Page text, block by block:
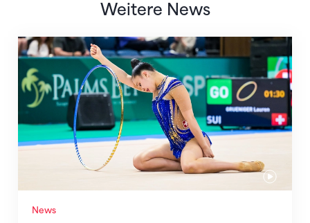
Weitere News
News
Nächster Halt: Weltmeisterschaft